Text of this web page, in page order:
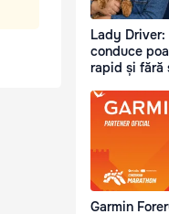
Lady Driver:
conduce
rapid și
Garmin